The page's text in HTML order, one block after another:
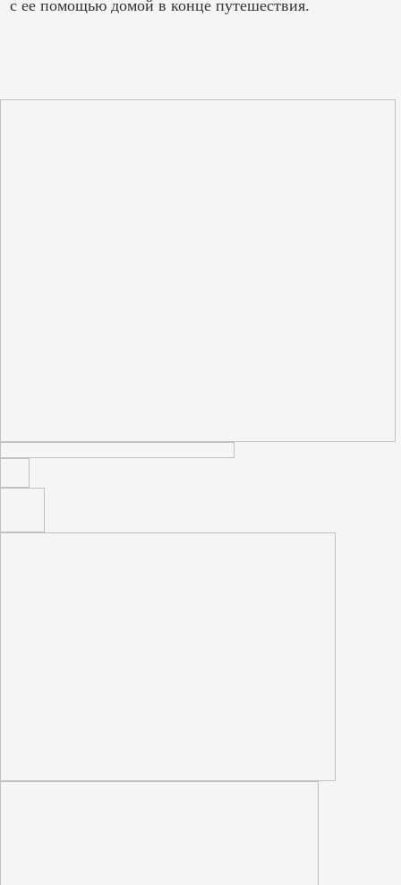
с ее помощью домой в конце путешествия.